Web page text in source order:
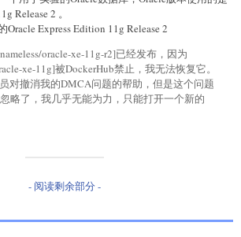
Release 2 。
Oracle Express Edition 11g Release 2
oracle-xe-11g-r2]已经发布，因为
xe-11g]被DockerHub禁止，我无法恢复它。
对撤消我的DMCA问题的帮助，但是这个问题
略了，我几乎无能为力，只能打开一个新的
- 阅读剩余部分 -